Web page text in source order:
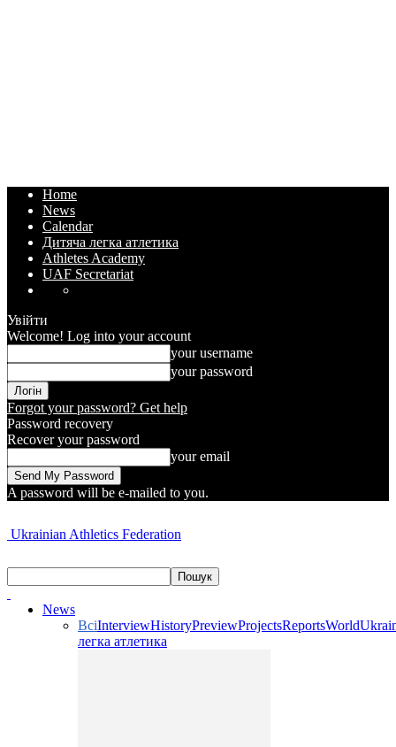
Home
News
Calendar
Дитяча легка атлетика
Athletes Academy
UAF Secretariat
Увійти
Welcome! Log into your account
your username
your password
Forgot your password? Get help
Password recovery
Recover your password
your email
A password will be e-mailed to you.
Ukrainian Athletics Federation
News
ВсіInterviewHistoryPreviewProjectsReportsWorld
легка атлетика